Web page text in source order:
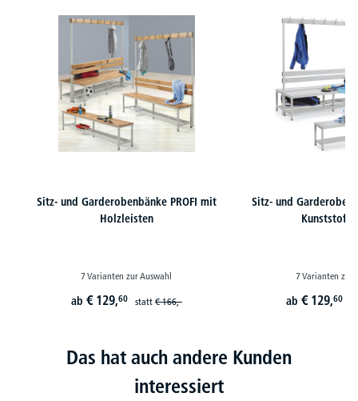
Sitz- und Garderobenbänke PROFI mit
Holzleisten
7 Varianten zur Auswahl
ab € 129,60 statt€ 166,-
Sitz- und
7 Varianten zur
ab € 129,60
Das hat auch andere Kunden
interessiert